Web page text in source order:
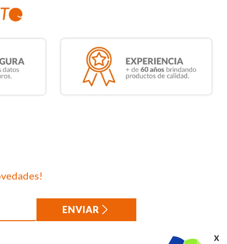
x
ENVIAR